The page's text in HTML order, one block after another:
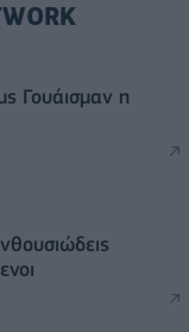
Γουάισμαν η